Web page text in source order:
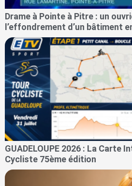
Drame à Pointe à Pitre : un
l’effondrement d’un bâtiment
GUADELOUPE 2026 : La Carte
Cycliste 75ème édition